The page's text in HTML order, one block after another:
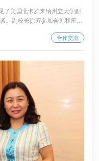
了美国北卡罗来纳州立大学副
。副校长徐芳参加会见和座
合作交流